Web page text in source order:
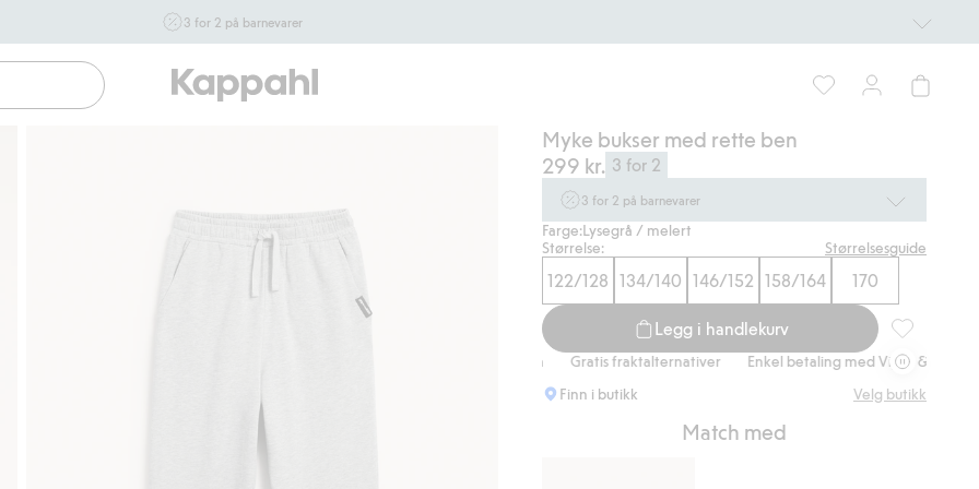
3 for 2 på barnevarer
inngår i tilbudet tom. 17/8 i butikk & online for deg som er
eller blir medlem. Kan ikke kombineres med andre tilbud
eller rabatter.
Myke bukser med rette ben
299 kr. 3 for 2
3 for 2 på barnevarer
Ikke Newbie. Gjelder når du handler 2 eller flere varer som
inngår i tilbudet tom. 17/8 i butikk & online for deg som er
rabatter.
Handle nå
Farge:Lysegrå / melert
Størrelse:
Størrelsesguide
122/128 134/140 146/152 158/164 170
Legg i handlekurv
Myke
Gratis fraktalternativer Enkel betaling med Vipps & Klarna
Finn i butikk
Velg butikk
Match med